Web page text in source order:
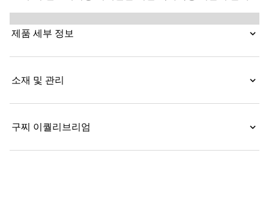
띄는 GG 수프림 및 부드러운 레더 소재의 디자인.
제품 세부 정보
소재 및 관리
구찌 이퀄리브리엄